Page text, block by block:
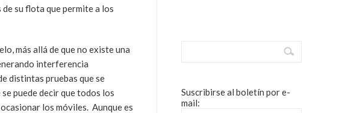
su flota que permite a los
más allá de que no existe una
interferencia
distintas pruebas que se
puede decir que todos los
los móviles. Aunque es
Suscribirse al boletín por e-
mail: